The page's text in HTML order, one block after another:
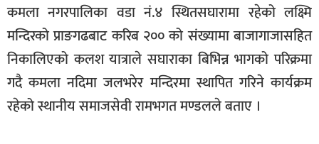
खेलकुद
मनोरञ्जन
फोटो
भिडियो
कमला नगरपालिका वडा नं.४ स्थितसघारामा रहेको लक्ष्मि
मन्दिरको प्राङगढबाट करिब २०० को संख्यामा बाजागाजासहित
निकालिएको कलश यात्राले सघाराका बिभिन्न भागको परिक्रमा
गदै कमला नदिमा जलभरेर मन्दिरमा स्थापित गरिने कार्यक्रम
रहेको स्थानीय समाजसेवी रामभगत मण्डलले बताए ।